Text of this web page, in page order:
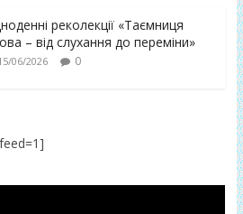
реколекції «Таємниця
– від слухання до переміни»
06/2026 0